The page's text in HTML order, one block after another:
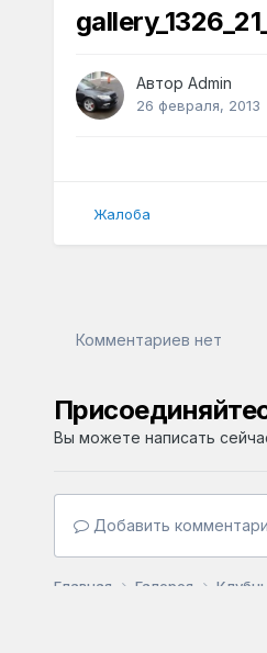
Автор Admin
26 февраля, 2013
Жалоба
Комментариев нет
Вы можете написать
Добавить
Главная Галерея